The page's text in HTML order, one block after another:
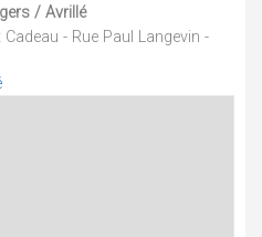
/ Avrillé
Cadeau - Rue Paul Langevin -